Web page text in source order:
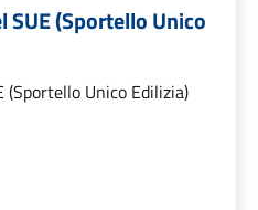
SUE (Sportello Unico
(Sportello Unico Edilizia)